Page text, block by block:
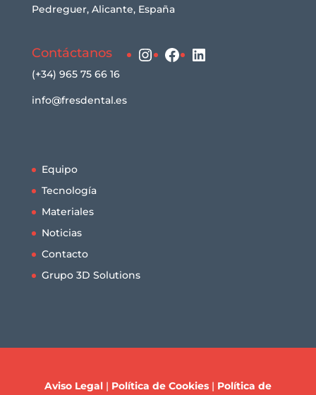
Pedreguer, Alicante, España
Contáctanos
(+34) 965 75 66 16
info@fresdental.es
Instagram
Facebook
LinkedIn
Equipo
Tecnología
Materiales
Noticias
Contacto
Grupo 3D Solutions
Aviso Legal | Política de Cookies| Política de